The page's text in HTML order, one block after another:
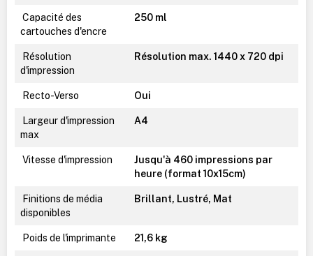
Capacité des
cartouches d'encre
250 ml
Résolution
d'impression
Résolution max. 1440 x 720 dpi
Recto-Verso Oui
Largeur d'impression
max
A4
Vitesse d'impression
Jusqu'à 460 impressions par
heure (format 10x15cm)
Finitions de média
disponibles
Brillant, Lustré, Mat
Poids de l'imprimante 21,6 kg